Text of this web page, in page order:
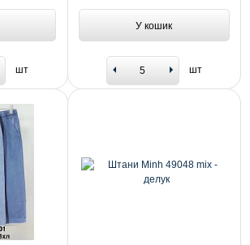
шт
У кошик
шт